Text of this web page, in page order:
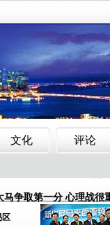
亲被当非法劳工扣留
马争取第一分 心理战很
亲被当非法劳工扣留
区